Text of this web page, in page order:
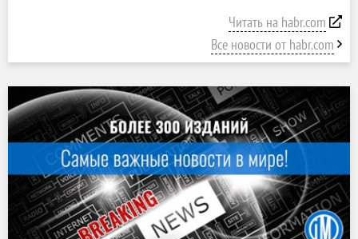
Читать на habr.com
Все новости от habr.com